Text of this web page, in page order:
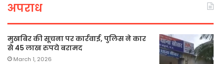
अपराध
मुखबिर की सूचना पर कार्रवाई, पुलिस ने कार
से 45 लाख रुपये बरामद
March 1, 2026